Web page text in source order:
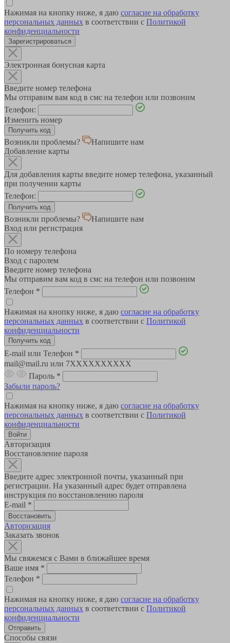
Нажимая на кнопку ниже, я даю согласие на обработку
персональных данных в соответствии с Политикой
конфиденциальности
Зарегистрироваться
Электронная бонусная карта
Введите номер телефона
Мы отправим вам код в смс на телефон или позвоним
Телефон:
Изменить номер
Возникли проблемы?
Напишите нам
Добавление карты
Для добавления карты введите номер телефона, указанный
при получении карты
Телефон:
Возникли проблемы?
Напишите нам
Вход или регистрация
По номеру телефона
Вход с паролем
Введите номер телефона
Мы отправим вам код в смс на телефон или позвоним
Телефон *
Нажимая на кнопку ниже, я даю согласие на обработку
персональных данных в соответствии с Политикой
конфиденциальности
E-mail или Телефон *
mail@mail.ru или 7XXXXXXXXXX
Пароль *
Забыли пароль?
Нажимая на кнопку ниже, я даю согласие на обработку
персональных данных в соответствии с Политикой
конфиденциальности
Авторизация
Восстановление пароля
Введите адрес электронной почты, указанный при
регистрации. На указанный адрес будет отправлена
инструкция по восстановлению пароля
E-mail *
Авторизация
Заказать звонок
Мы свяжемся с Вами в ближайшее время
Ваше имя *
Телефон *
Нажимая на кнопку ниже, я даю согласие на обработку
персональных данных в соответствии с Политикой
конфиденциальности
Способы связи